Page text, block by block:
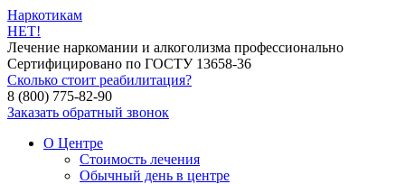
Наркотикам
НЕТ!
Лечение наркомании и алкоголизма профессионально
Сертифицировано по ГОСТУ 13658-36
Сколько стоит реабилитация?
8 (800) 775-82-90
Заказать обратный звонок
О Центре
Стоимость лечения
Обычный день в центре